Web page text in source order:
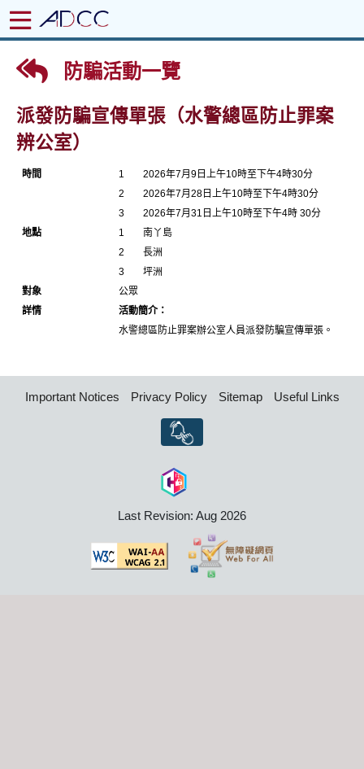
防騙活動一覽
派發防騙宣傳單張（水警總區防止罪案
辨公室）
時間
1
2
3
2026年7月9日上午10時至下午4時30分
2026年7月28日上午10時至下午4時30分
2026年7月31日上午10時至下午4時 30分
地點
1
2
3
南丫島
長洲
坪洲
對象
公眾
詳情
活動簡介：
水警總區防止罪案辦公室人員派發防騙宣傳單張。
Important Notices Privacy Policy Sitemap Useful Links
Last Revision: Aug 2026